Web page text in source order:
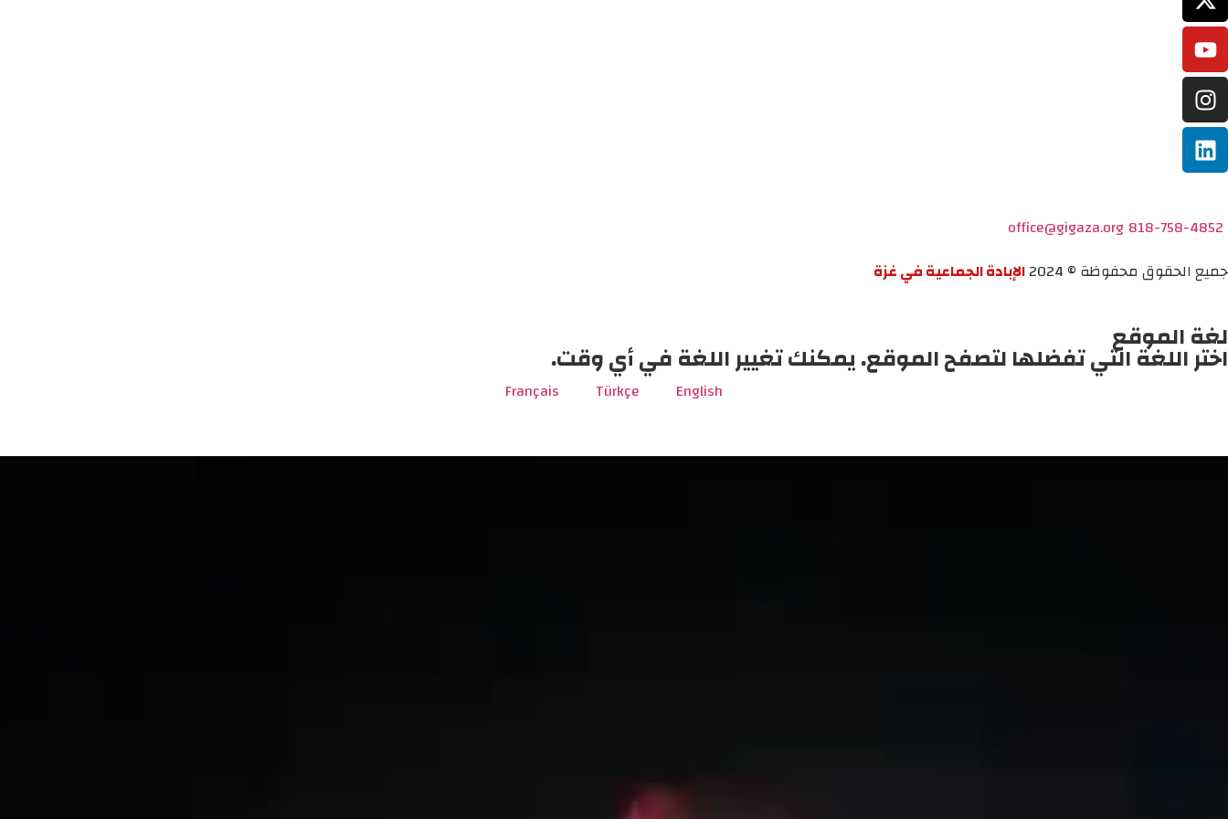
818-758-4852
office@gigaza.org
جميع الحقوق محفوظة © 2024
الإبادة الجماعية في غزة
لغة الموقع
اختر اللغة التي تفضلها لتصفح الموقع. يمكنك تغيير اللغة في أي وقت.
English
Türkçe
Français